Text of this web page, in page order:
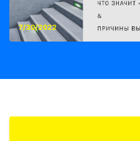
7/30/2022